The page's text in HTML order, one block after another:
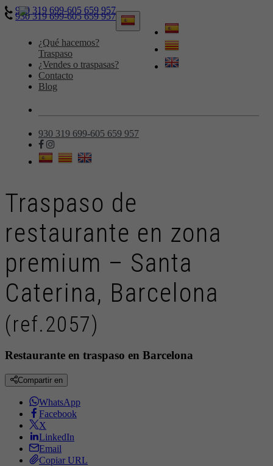
930 319 699-605 659 957
930 319 699-605 659 957
Toggle
navigation
¿Qué hacemos?
Traspaso
¿Vendes o traspasas?
Contacto
Blog
930 319 699-605 659 957
Traspaso de
restaurante en zona
premium – Santa
Caterina, Barcelona
(ref.2057)
Restaurante en traspaso en Barcelona
Compartir en
WhatsApp
Facebook
X
LinkedIn
Email
Copiar URL